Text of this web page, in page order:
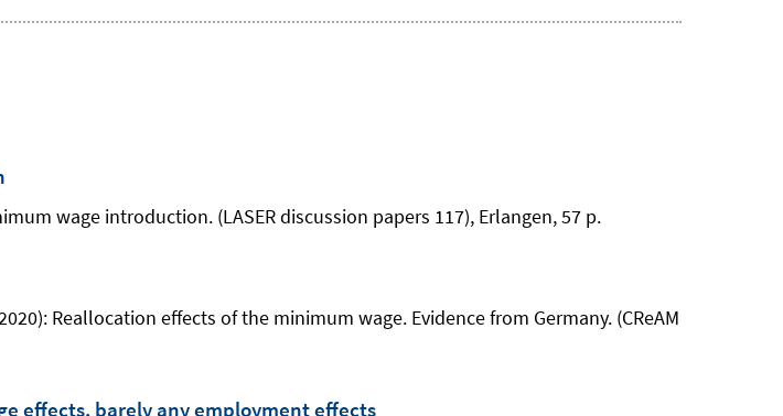
wage introduction. (LASER discussion papers 117), Erlangen, 57 p.
Reallocation effects of the minimum wage. Evidence from Germany. (CReAM
effects, barely any employment effects